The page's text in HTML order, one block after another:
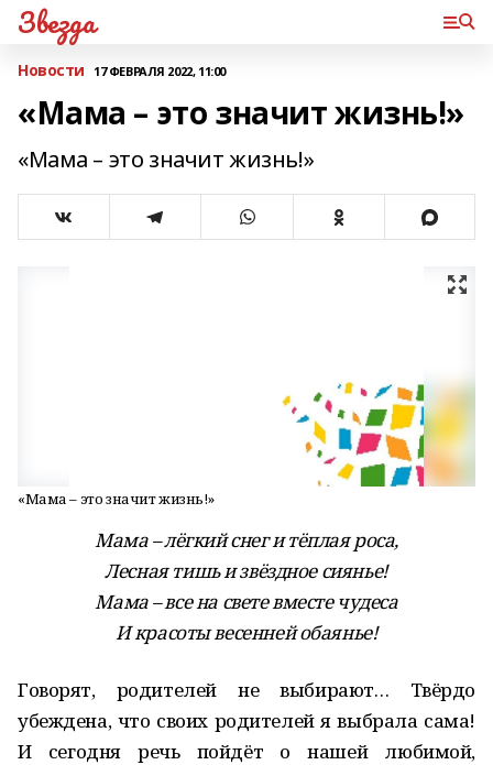
Звезда
Новости 17 ФЕВРАЛЯ 2022, 11:00
«Мама – это значит жизнь!»
«Мама – это значит жизнь!»
«Мама – это значит жизнь!»
Мама – лёгкий снег и тёплая роса,
Лесная тишь и звёздное сиянье!
Мама – все на свете вместе чудеса
И красоты весенней обаянье!
Говорят, родителей не выбирают… Твёрдо
убеждена, что своих родителей я выбрала сама!
И сегодня речь пойдёт о нашей любимой,